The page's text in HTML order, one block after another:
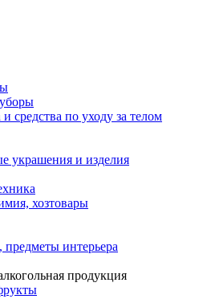
средства по уходу за телом
украшения и изделия
хозтовары
интерьера
продукция